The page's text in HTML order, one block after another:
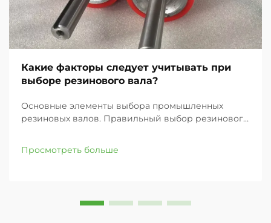
Какие факторы следует учитывать при
выборе резинового вала?
Основные элементы выбора промышленных
резиновых валов. Правильный выбор резинового
может значительно повлиять на эффективность
работы, качество продукции и общую
Просмотреть больше